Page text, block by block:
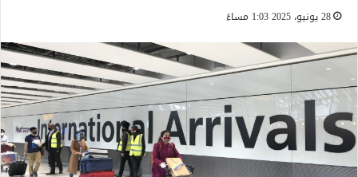
28 يونيو، 2025 1:03 مساءً